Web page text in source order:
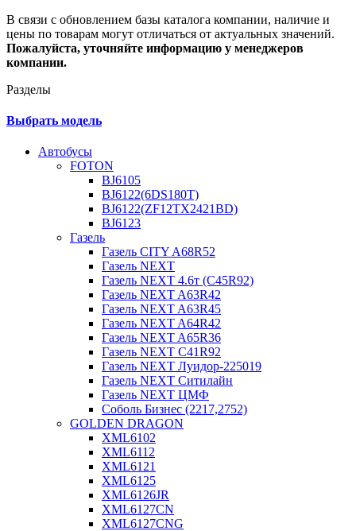
В связи с обновлением базы каталога компании, наличие и
цены по товарам могут отличаться от актуальных значений.
Пожалуйста, уточняйте информацию у менеджеров
компании.
Разделы
Выбрать модель
Автобусы
FOTON
BJ6105
BJ6122(6DS180T)
BJ6122(ZF12TX2421BD)
BJ6123
Газель
Газель CITY A68R52
Газель NEXT
Газель NEXT 4.6т (C45R92)
Газель NEXT A63R42
Газель NEXT A63R45
Газель NEXT A64R42
Газель NEXT A65R36
Газель NEXT C41R92
Газель NEXT Луидор-225019
Газель NEXT Ситилайн
Газель NEXT ЦМФ
Соболь Бизнес (2217,2752)
GOLDEN DRAGON
XML6102
XML6112
XML6121
XML6125
XML6126JR
XML6127CN
XML6127CNG